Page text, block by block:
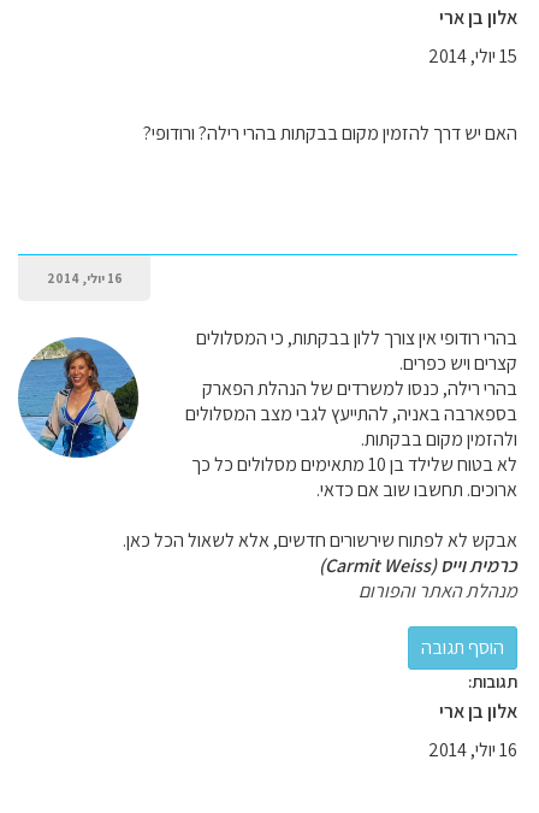
אלון בן ארי
15 יולי, 2014
האם יש דרך להזמין מקום בבקתות בהרי רילה? ורודופי?
16 יולי, 2014
בהרי רודופי אין צורך ללון בבקתות, כי המסלולים
קצרים ויש כפרים.
בהרי רילה, כנסו למשרדים של הנהלת הפארק
בספארבה באניה, להתייעץ לגבי מצב המסלולים
ולהזמין מקום בבקתות.
לא בטוח שלילד בן 10 מתאימים מסלולים כל כך
ארוכים. תחשבו שוב אם כדאי.
אבקש לא לפתוח שירשורים חדשים, אלא לשאול הכל כאן.
כרמית וייס (Carmit Weiss)
מנהלת האתר והפורום
תגובות:
אלון בן ארי
16 יולי, 2014